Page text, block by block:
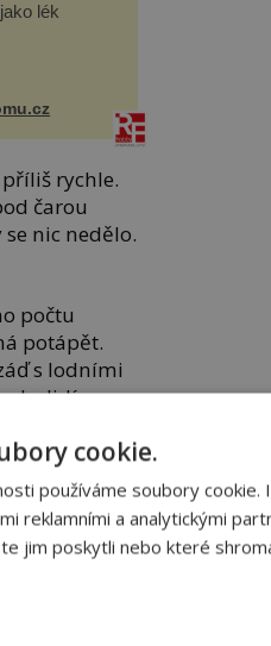
lék
rychle.
čarou
nic nedělo.
počtu
potápět.
s lodními
lidí.
zachrání jen
cookie.
používáme soubory cookie.
reklamními a analytickými
jim poskytli nebo které